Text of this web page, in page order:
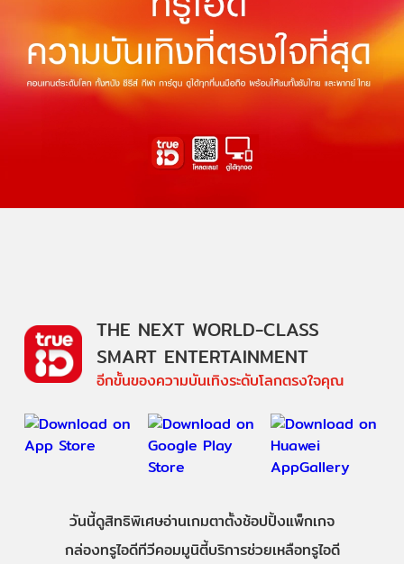
THE NEXT WORLD-CLASS
SMART ENTERTAINMENT
อีกขั้นของความบันเทิงระดับโลกตรงใจคุณ
วันนี้ดูสิทธิพิเศษอ่านเกมตาตั้งช้อปปิ้งแพ็กเกจ
กล่องทรูไอดีทีวีคอมมูนิตี้บริการช่วยเหลือทรูไอดี